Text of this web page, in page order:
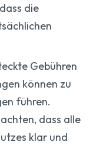
die
Gebühren
können zu
führen.
dass alle
klar und